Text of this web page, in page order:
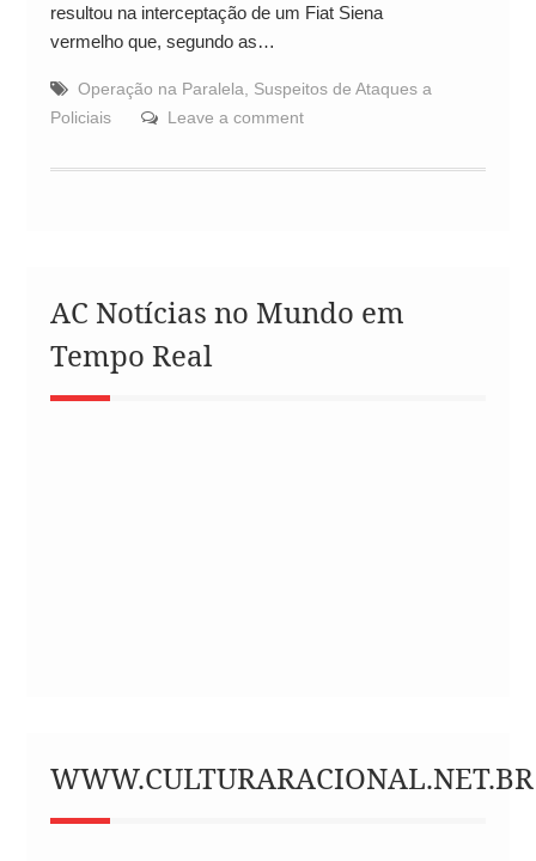
resultou na interceptação de um Fiat Siena
vermelho que, segundo as…
Operação na Paralela
Suspeitos de Ataques a
Policiais
Leave a comment
AC Notícias no Mundo em
Tempo Real
WWW.CULTURARACIONAL.NET.BR